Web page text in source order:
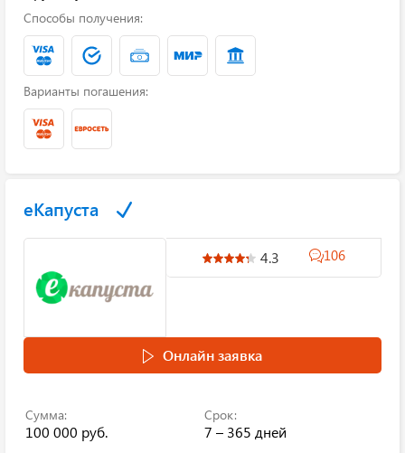
Способы получения:
Варианты погашения:
еКапуста
4.3 106
Онлайн заявка
Сумма:
100 000 руб.
Срок:
7 – 365 дней